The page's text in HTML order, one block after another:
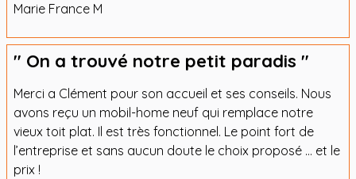
Marie France M
" On a trouvé notre petit paradis "
Merci a Clément pour son accueil et ses conseils. Nous
avons reçu un mobil-home neuf qui remplace notre
vieux toit plat. Il est très fonctionnel. Le point fort de
l’entreprise et sans aucun doute le choix proposé … et le
prix !